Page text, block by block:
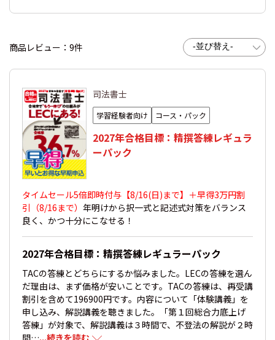
商品レビュー：9件
司法書士
学習経験者向け コース・パック
2027年合格目標：精撰答練レギュラ
ーパック
タイムセール5倍即時付与【8/16(日)まで】＋早得3万円割
引（8/16まで） 年明けから択一式と記述式対策をバランス
良く、かつ十分にこなせる！
2027年合格目標：精撰答練レギュラーパック
TACの答練とどちらにするか悩みました。LECの答練を選ん
だ理由は、まず価格が安いことです。TACの答練は、再受講
割引を含めて196900円です。内容について「体験講義」を
申し込み、解説講義を聴きました。「第１回総合力底上げ
答練」が対象で、解説講義は３時間で、不登法の解説が２時
間…...続きを読む